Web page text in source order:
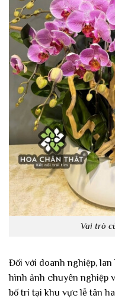
Vai trò
Đối với doanh nghiệp,
hình ảnh chuyên nghiệp
bố trí tại khu vực lễ tân